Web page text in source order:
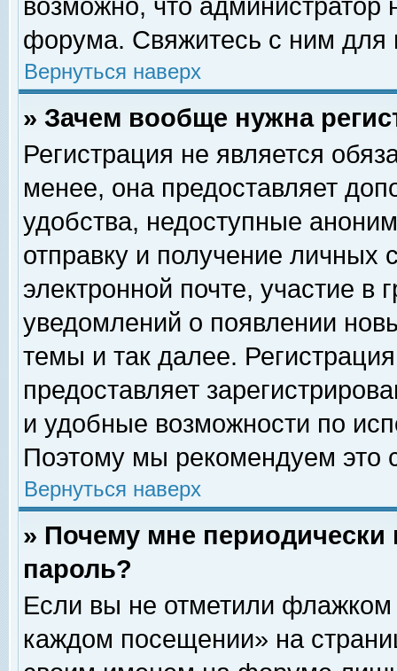
возможно, что
форума. Свяжитесь с ним для
Вернуться наверх
» Зачем вообще нужна
Регистрация не является
менее, она предоставляет
удобства, недоступные
отправку и получение личных
электронной почте, участие в
уведомлений о появлении
темы и так далее.
предоставляет
и удобные возможности по
Поэтому мы рекомендуем это
Вернуться наверх
» Почему мне
пароль?
Если вы не отметили флажком
каждом посещении» на